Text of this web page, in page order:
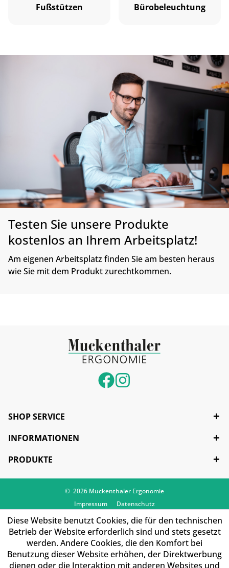
Fußstützen Bürobeleuchtung
Testen Sie unsere Produkte
kostenlos an Ihrem Arbeitsplatz!
Am eigenen Arbeitsplatz finden Sie am besten heraus
wie Sie mit dem Produkt zurechtkommen.
SHOP SERVICE
INFORMATIONEN
PRODUKTE
© 2026 Muckenthaler Ergonomie
Impressum
Datenschutz
Diese Website benutzt Cookies, die für den technischen
Betrieb der Website erforderlich sind und stets gesetzt
werden. Andere Cookies, die den Komfort bei
Benutzung dieser Website erhöhen, der Direktwerbung
dienen oder die Interaktion mit anderen Websites und